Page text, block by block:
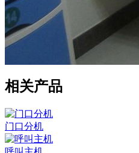
相关产品
门口分机